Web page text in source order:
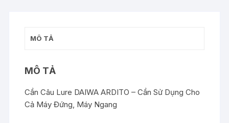
Cho
Máy
Đứng
và
Máy
MÔ TẢ
MÔ TẢ
Cần Câu Lure DAIWA ARDITO – Cần Sử Dụng Cho
Cả Máy Đứng, Máy Ngang